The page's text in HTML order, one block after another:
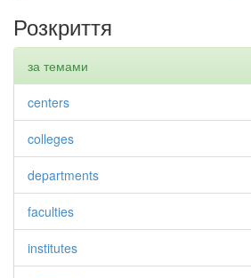
Розкриття
за темами
centers
colleges
departments
faculties
institutes